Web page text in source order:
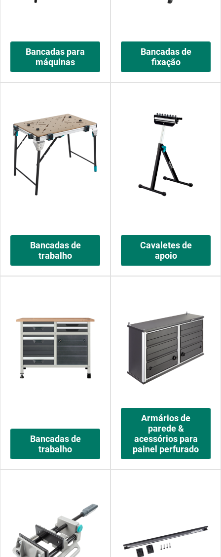
Bancadas para
máquinas
Bancadas de
fixação
Bancadas de
trabalho
Cavaletes de
apoio
Bancadas de
trabalho
Armários de
parede &
acessórios para
painel perfurado